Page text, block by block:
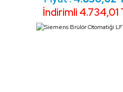
İndirimli 4.734,01